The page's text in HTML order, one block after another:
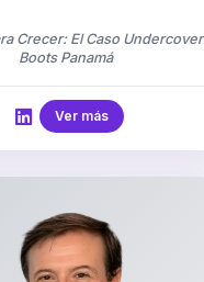
Crecer: El Caso Undercover
Boots Panamá
Ver más